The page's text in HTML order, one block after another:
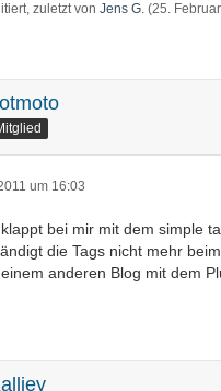
zuletzt von Jens G. (25.
um 16:03
bei mir mit dem simple
die Tags nicht mehr
anderen Blog mit dem